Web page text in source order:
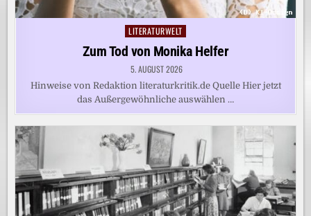
Posted
in
LITERATURWELT
Zum Tod von Monika Helfer
5. AUGUST 2026
Hinweise von Redaktion literaturkritik.de Quelle Hier jetzt
das Außergewöhnliche auswählen …